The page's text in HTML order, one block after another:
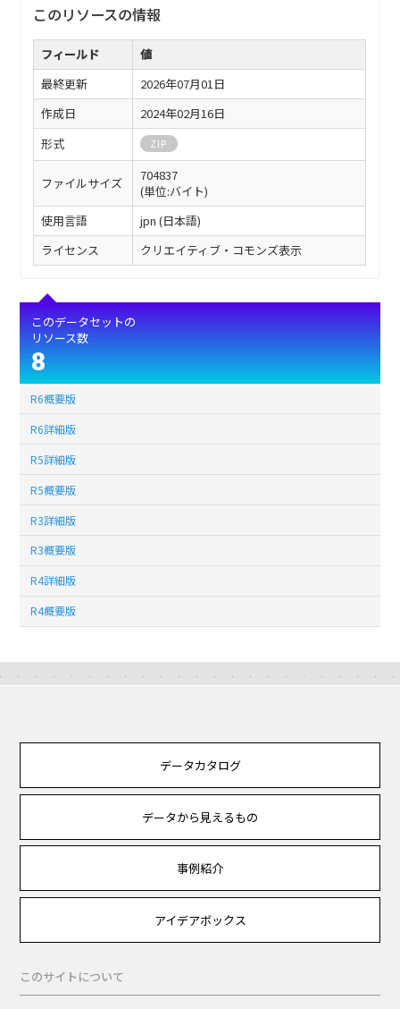
このリソースの情報
フィールド
値
最終更新
2026年07月01日
作成日
2024年02月16日
形式
ZIP
ファイルサイズ
704837
(単位:バイト)
使用言語
jpn (日本語)
ライセンス
クリエイティブ・コモンズ表示
このデータセットの
リソース数
8
R6概要版
R6詳細版
R5詳細版
R5概要版
R3詳細版
R3概要版
R4詳細版
R4概要版
データカタログ
データから見えるもの
事例紹介
アイデアボックス
このサイトについて